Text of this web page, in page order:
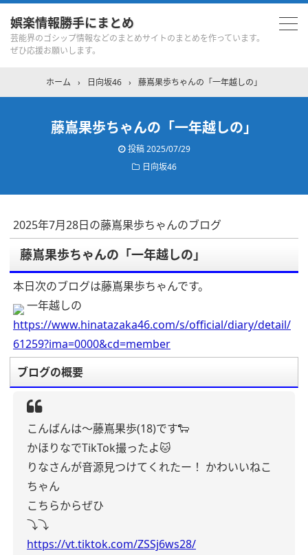
娯楽情報勝手にまとめ
芸能界のゴシップ情報などのまとめサイトのまとめを作っています。
ぜひ応援お願いします。
ホーム › 日向坂46 › 藤嶌果歩ちゃんの「一年越しの」
藤嶌果歩ちゃんの「一年越しの」
投稿2025/07/29
日向坂46
2025年7月28日の藤嶌果歩ちゃんのブログ
藤嶌果歩ちゃんの「一年越しの」
本日次のブログは藤嶌果歩ちゃんです。
一年越しの
https://www.hinatazaka46.com/s/official/diary/detail/
61259?ima=0000&cd=member
ブログの概要
こんばんは〜藤嶌果歩(18)です🐑
かほりなでTikTok撮ったよ🐱
りなさんが音源見つけてくれたー！ かわいいねこ
ちゃん
こちらからぜひ
⤵︎⤵︎
https://vt.tiktok.com/ZSSj6ws28/